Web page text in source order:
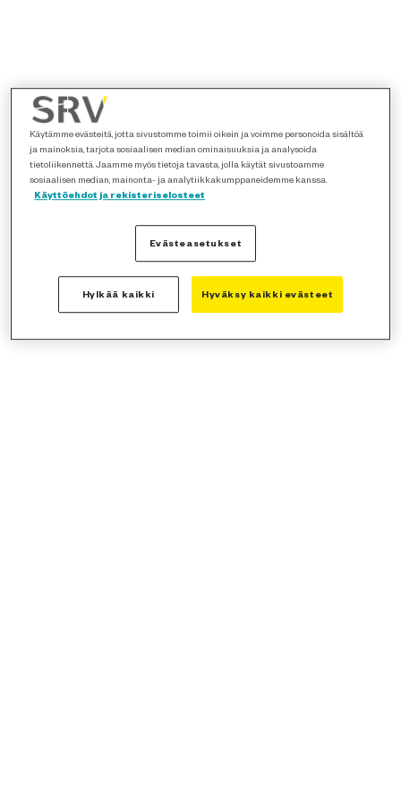
Käytämme evästeitä, jotta sivustomme toimii oikein ja voimme personoida sisältöä
ja mainoksia, tarjota sosiaalisen median ominaisuuksia ja analysoida
tietoliikennettä. Jaamme myös tietoja tavasta, jolla käytät sivustoamme
sosiaalisen median, mainonta- ja analytiikkakumppaneidemme kanssa.
Käyttöehdot ja rekisteriselosteet
Evästeasetukset
Hylkää kaikki Hyväksy kaikki evästeet